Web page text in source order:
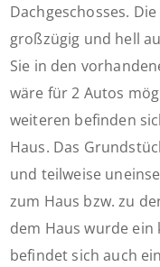
Dachgeschosses.
großzügig und hell
Sie in den
wäre für 2 Autos
weiteren befinden
Haus. Das
und teilweise
zum Haus bzw. zu
dem Haus wurde
befindet sich auch